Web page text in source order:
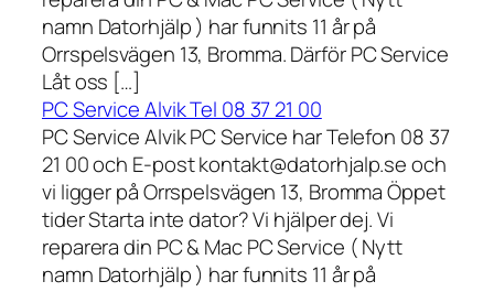
namn Datorhjälp ) har funnits 11 år på
Orrspelsvägen 13, Bromma. Därför PC Service
Låt oss […]
PC Service Alvik Tel 08 37 21 00
PC Service Alvik PC Service har Telefon 08 37
21 00 och E-post kontakt@datorhjalp.se och
vi ligger på Orrspelsvägen 13, Bromma Öppet
tider Starta inte dator? Vi hjälper dej. Vi
reparera din PC & Mac PC Service ( Nytt
namn Datorhjälp ) har funnits 11 år på